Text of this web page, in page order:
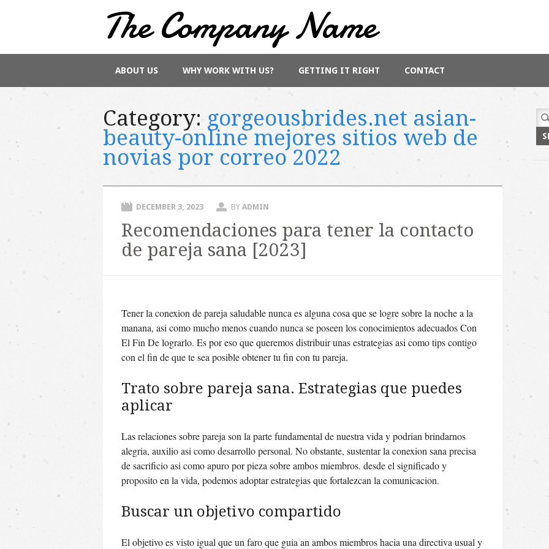
The Company Name
Main menu
content
ABOUT US WHY WORK WITH US? GETTING IT RIGHT CONTACT
Category: gorgeousbrides.net asian-
beauty-online mejores sitios web de
novias por correo 2022
DECEMBER 3, 2023 BY ADMIN
Recomendaciones para tener la contacto
de pareja sana [2023]
Tener la conexion de pareja saludable nunca es alguna cosa que se logre sobre la noche a la
manana, asi­ como mucho menos cuando nunca se poseen los conocimientos adecuados Con
El Fin De lograrlo. Es por eso que queremos distribuir unas estrategias asi­ como tips contigo
con el fin de que te sea posible obtener tu fin con tu pareja.
Trato sobre pareja sana. Estrategias que puedes
aplicar
Las relaciones sobre pareja son la parte fundamental de nuestra vida y podri­an brindarnos
alegria, auxilio asi­ como desarrollo personal. No obstante, sustentar la conexion sana precisa
de sacrificio asi­ como apuro por pieza sobre ambos miembros. desde el significado y
proposito en la vida, podemos adoptar estrategias que fortalezcan la comunicacion.
Buscar un objetivo compartido
El objetivo es visto igual que un faro que guia an ambos miembros hacia una directiva usual y
for: